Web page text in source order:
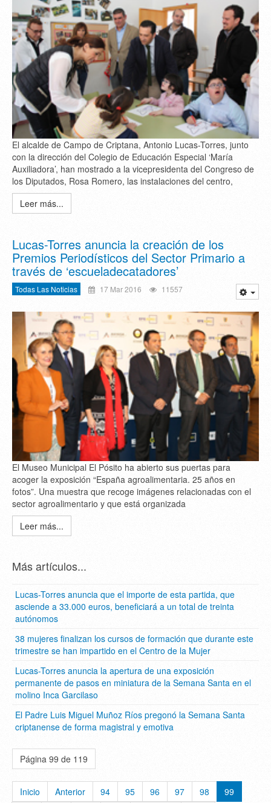
El alcalde de Campo de Criptana, Antonio Lucas-Torres, junto
con la dirección del Colegio de Educación Especial ‘María
Auxiliadora’, han mostrado a la vicepresidenta del Congreso de
los Diputados, Rosa Romero, las instalaciones del centro,
Leer más...
Lucas-Torres anuncia la creación de los
Premios Periodísticos del Sector Primario a
través de ‘escueladecatadores’
Todas Las Noticias 17 Mar 2016 11557
El Museo Municipal El Pósito ha abierto sus puertas para
acoger la exposición “España agroalimentaria. 25 años en
fotos”. Una muestra que recoge imágenes relacionadas con el
sector agroalimentario y que está organizada
Leer más...
Más artículos...
Lucas-Torres anuncia que el importe de esta partida, que
asciende a 33.000 euros, beneficiará a un total de treinta
autónomos
38 mujeres finalizan los cursos de formación que durante este
trimestre se han impartido en el Centro de la Mujer
Lucas-Torres anuncia la apertura de una exposición
permanente de pasos en miniatura de la Semana Santa en el
molino Inca Garcilaso
El Padre Luis Miguel Muñoz Ríos pregonó la Semana Santa
criptanense de forma magistral y emotiva
Página 99 de 119
Inicio Anterior 94 95 96 97 98
99